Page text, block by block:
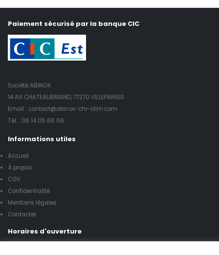
Paiement sécurisé par la banque CIC
Société ABINOX
14 AV CHATEAUBRIAND, 77270 VILLEPARISIS
Email : contact@abinox-chr-clim.com
Tél. : 06 14 05 66 06
Informations utiles
Accueil
À propos
CGV
Confidentialité
Mentions légales
Contacter
Horaires d'ouverture